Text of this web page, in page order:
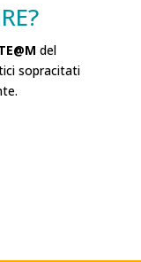
del
sopracitati